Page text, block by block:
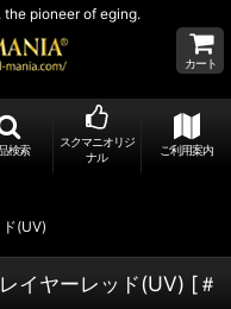
pioneer of eging.
カート
検索
スクマニオリジ
ナル
ご利用案内
(UV)
イヤーレッド(UV) [＃